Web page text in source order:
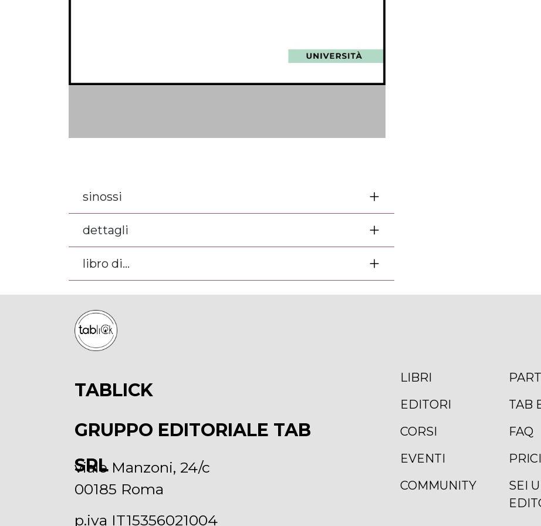
sinossi
dettagli
libro di...
viale Manzoni, 24/c
00185 Roma
p.iva IT15356021004
TAB
FAQ
SEI
LIBRI
EDITORI
CORSI
EVENTI
COMMUNITY
TABLICK
GRUPPO EDITORIALE TAB
SRL